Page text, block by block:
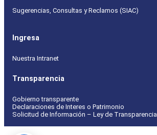
Sugerencias, Consultas y Reclamos (SIAC)
Ingresa
Nuestra Intranet
Transparencia
Gobierno transparente
Declaraciones de Interes o Patrimonio
Solicitud de Información – Ley de Transparencia